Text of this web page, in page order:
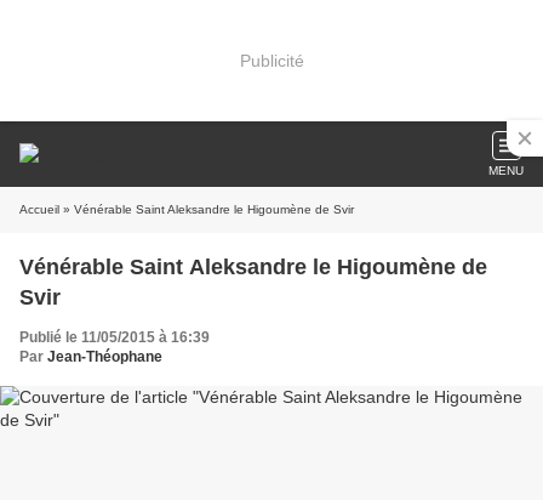
Publicité
MENU
Accueil » Vénérable Saint Aleksandre le Higoumène de Svir
Vénérable Saint Aleksandre le Higoumène de
Svir
Publié le 11/05/2015 à 16:39
Par Jean-Théophane